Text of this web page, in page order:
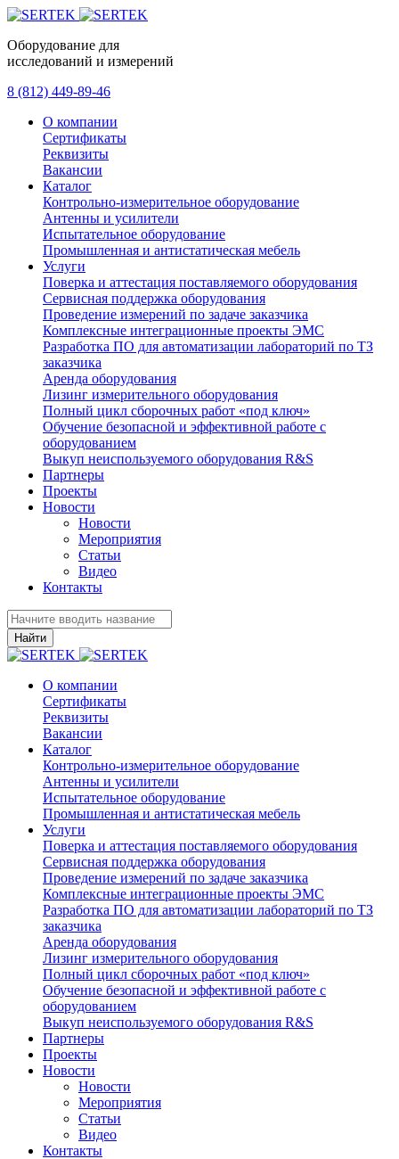
Оборудование для
исследований и измерений
8 (812) 449-89-46
О компании
Сертификаты
Реквизиты
Вакансии
Каталог
Контрольно-измерительное оборудование
Антенны и усилители
Испытательное оборудование
Промышленная и антистатическая мебель
Услуги
Поверка и аттестация поставляемого оборудования
Сервисная поддержка оборудования
Проведение измерений по задаче заказчика
Комплексные интеграционные проекты ЭМС
Разработка ПО для автоматизации лабораторий по ТЗ
заказчика
Аренда оборудования
Лизинг измерительного оборудования
Полный цикл сборочных работ «под ключ»
Обучение безопасной и эффективной работе с
оборудованием
Выкуп неиспользуемого оборудования R&S
Партнеры
Проекты
Новости
Новости
Мероприятия
Статьи
Видео
Контакты
Найти
О компании
Сертификаты
Реквизиты
Вакансии
Каталог
Контрольно-измерительное оборудование
Антенны и усилители
Испытательное оборудование
Промышленная и антистатическая мебель
Услуги
Поверка и аттестация поставляемого оборудования
Сервисная поддержка оборудования
Проведение измерений по задаче заказчика
Комплексные интеграционные проекты ЭМС
Разработка ПО для автоматизации лабораторий по ТЗ
заказчика
Аренда оборудования
Лизинг измерительного оборудования
Полный цикл сборочных работ «под ключ»
Обучение безопасной и эффективной работе с
оборудованием
Выкуп неиспользуемого оборудования R&S
Партнеры
Проекты
Новости
Новости
Мероприятия
Статьи
Видео
Контакты